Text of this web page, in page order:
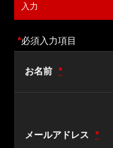
入力
*必須入力項目
お名前 *
メールアドレス *